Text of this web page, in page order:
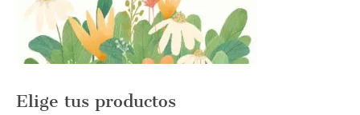
Elige tus productos